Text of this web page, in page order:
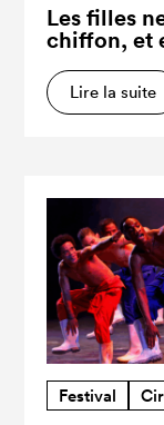
Les filles
chiffon, et
Lire la suite
Festival